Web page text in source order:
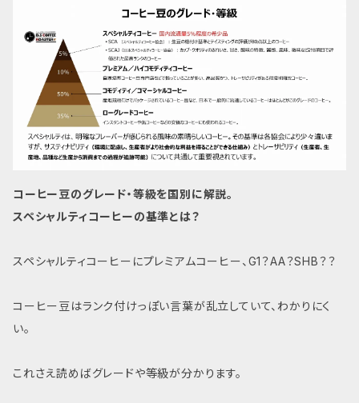
コーヒー豆のグレード・等級を国別に解説。
スペシャルティコーヒーの基準とは？
スペシャルティコーヒーにプレミアムコーヒー、G1？AA？SHB？？
コーヒー豆はランク付けっぽい言葉が乱立していて、わかりにく
い。
これさえ読めばグレードや等級が分かります。